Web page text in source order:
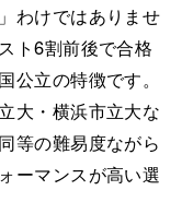
わけではありませ
ト6割前後で合格
公立の特徴です。
大・横浜市立大な
等の難易度ながら
ーマンスが高い選